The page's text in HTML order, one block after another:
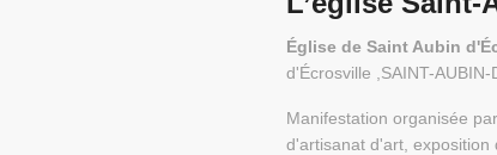
Église de Saint Aubin
d'Écrosville ,SAINT-AUBIN-
Manifestation organisée
d'artisanat d'art, exposition